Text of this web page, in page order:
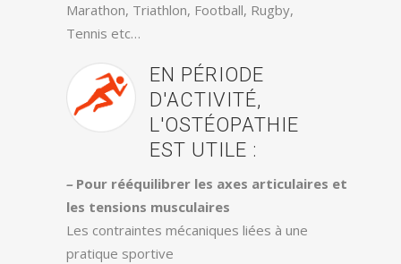
Marathon, Triathlon, Football, Rugby,
Tennis etc…
EN PÉRIODE
D'ACTIVITÉ,
L'OSTÉOPATHIE
EST UTILE :
–Pour rééquilibrer les axes articulaires et
les tensions musculaires
Les contraintes mécaniques liées à une
pratique sportive